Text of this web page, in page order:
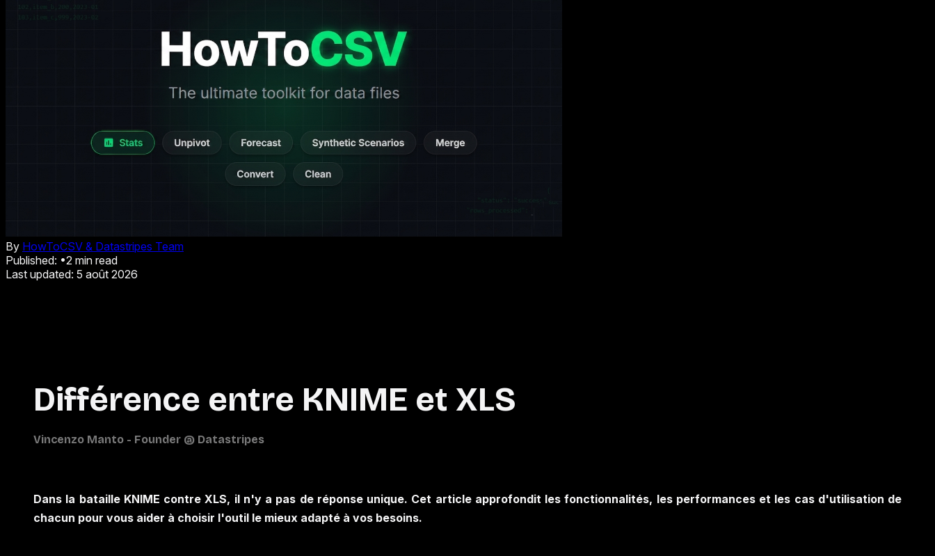
By HowToCSV & Datastripes Team
Published: •2 min read
Last updated: 5 août 2026
Différence entre KNIME et XLS
Dans la bataille KNIME contre XLS, il n'y a pas de réponse unique. Cet article approfondit les fonctionnalités, les performances et les cas d'utilisation de
chacun pour vous aider à choisir l'outil le mieux adapté à vos besoins.